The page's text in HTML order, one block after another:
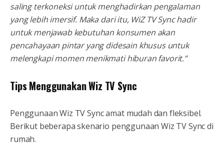
saling terkoneksi untuk menghadirkan pengalaman
yang lebih imersif. Maka dari itu, WiZ TV Sync hadir
untuk menjawab kebutuhan konsumen akan
pencahayaan pintar yang didesain khusus untuk
melengkapi momen menikmati hiburan favorit.”
Tips Menggunakan Wiz TV Sync
Penggunaan Wiz TV Sync amat mudah dan fleksibel.
Berikut beberapa skenario penggunaan Wiz TV Sync di
rumah.